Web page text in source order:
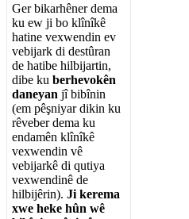
Ger bikarhêner dema
ku ew ji bo klînîkê
hatine vexwendin ev
vebijark di destûran
de hatibe hilbijartin,
dibe ku berhevokên
daneyan jî bibînin
(em pêşniyar dikin ku
rêveber dema ku
endamên klînîkê
vexwendin vê
vebijarkê di qutiya
vexwendinê de
hilbijêrin). Ji kerema
xwe heke hûn wê